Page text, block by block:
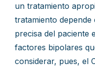
un tratamiento
tratamiento depende
precisa del paciente
factores bipolares
considerar, pues, el